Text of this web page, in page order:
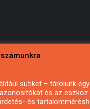
sütiket – tárolunk
és az
és